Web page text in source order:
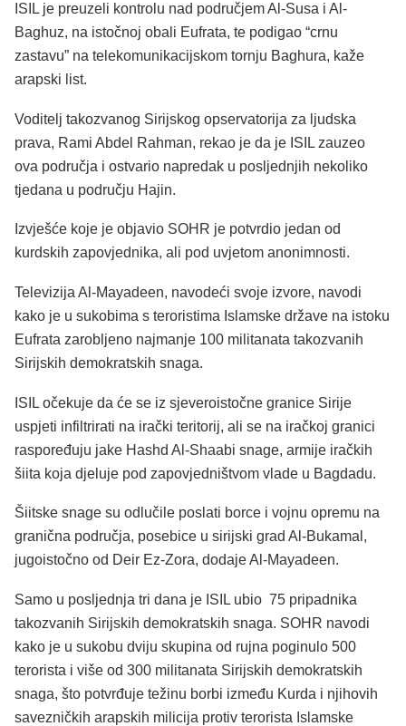
ISIL je preuzeli kontrolu nad područjem Al-Susa i Al-
Baghuz, na istočnoj obali Eufrata, te podigao “crnu
zastavu” na telekomunikacijskom tornju Baghura, kaže
arapski list.
Voditelj takozvanog Sirijskog opservatorija za ljudska
prava, Rami Abdel Rahman, rekao je da je ISIL zauzeo
ova područja i ostvario napredak u posljednjih nekoliko
tjedana u području Hajin.
Izvješće koje je objavio SOHR je potvrdio jedan od
kurdskih zapovjednika, ali pod uvjetom anonimnosti.
Televizija Al-Mayadeen, navodeći svoje izvore, navodi
kako je u sukobima s teroristima Islamske države na istoku
Eufrata zarobljeno najmanje 100 militanata takozvanih
Sirijskih demokratskih snaga.
ISIL očekuje da će se iz sjeveroistočne granice Sirije
uspjeti infiltrirati na irački teritorij, ali se na iračkoj granici
raspoređuju jake Hashd Al-Shaabi snage, armije iračkih
šiita koja djeluje pod zapovjedništvom vlade u Bagdadu.
Šiitske snage su odlučile poslati borce i vojnu opremu na
granična područja, posebice u sirijski grad Al-Bukamal,
jugoistočno od Deir Ez-Zora, dodaje Al-Mayadeen.
Samo u posljednja tri dana je ISIL ubio 75 pripadnika
takozvanih Sirijskih demokratskih snaga. SOHR navodi
kako je u sukobu dviju skupina od rujna poginulo 500
terorista i više od 300 militanata Sirijskih demokratskih
snaga, što potvrđuje težinu borbi između Kurda i njihovih
savezničkih arapskih milicija protiv terorista Islamske